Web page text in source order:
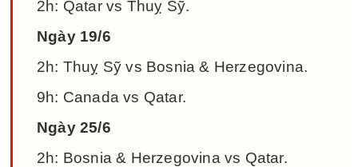
2h: Qatar vs Thuỵ Sỹ.
Ngày 19/6
2h: Thuỵ Sỹ vs Bosnia & Herzegovina.
9h: Canada vs Qatar.
Ngày 25/6
2h: Bosnia & Herzegovina vs Qatar.